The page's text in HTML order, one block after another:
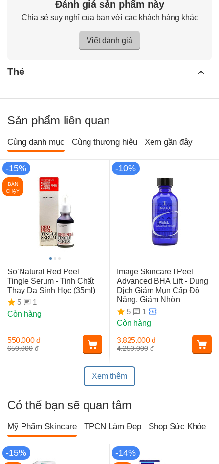
Đánh giá sản phẩm này
Chia sẻ suy nghĩ của bạn với các khách hàng khác
Viết đánh giá
Thẻ
Sản phẩm liên quan
Cùng danh mục Cùng thương hiệu Xem gần đây
-15%
BÁN
CHẠY
So’Natural Red Peel
Tingle Serum - Tinh Chất
Thay Da Sinh Học (35ml)
5
1
Còn hàng
650.000 đ
550.000 đ
-10%
Image Skincare I Peel
Advanced BHA Lift - Dung
Dịch Giảm Mụn Cấp Độ
Nặng, Giảm Nhờn
5
1
Còn hàng
4.250.000 đ
3.825.000 đ
Xem thêm
Có thể bạn sẽ quan tâm
Mỹ Phẩm Skincare TPCN Làm Đẹp Shop Sức Khỏe
-15% -14%